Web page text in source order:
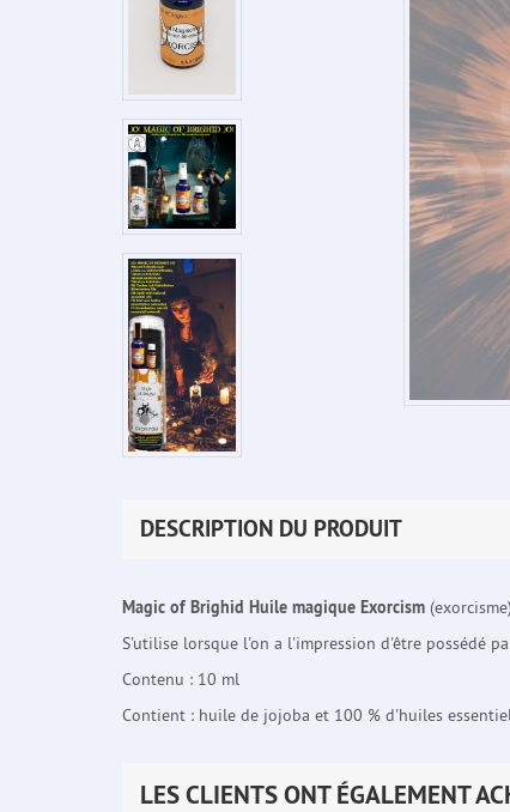
DESCRIPTION DU PRODUIT
Magic of Brighid Huile magique Exorcism
S'utilise lorsque l'on a l'impression d'être possédé
Contenu : 10 ml
Contient : huile de jojoba et 100 % d'huiles
LES CLIENTS ONT ÉGALEMENT